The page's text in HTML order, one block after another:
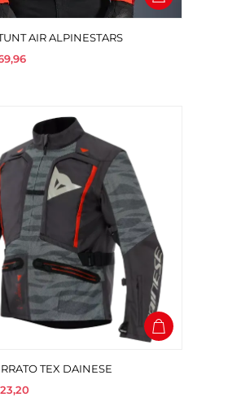
AIR ALPINESTARS
TEX DAINESE